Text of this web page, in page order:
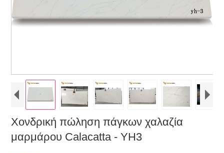
Χονδρική πώληση πάγκων χαλαζία
μαρμάρου Calacatta - YH3